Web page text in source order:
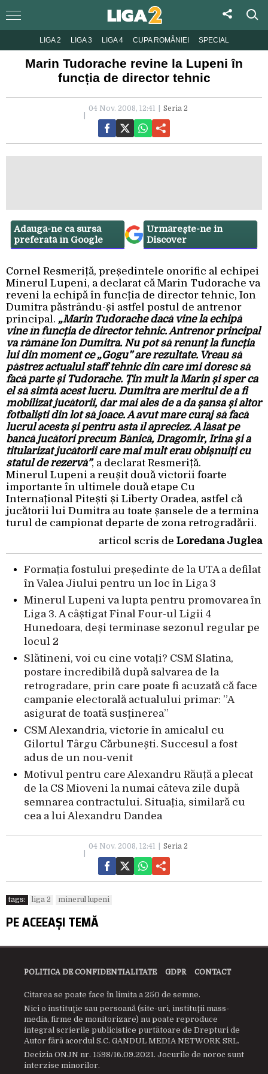
LIGA 2 LIGA 3 LIGA 4 CUPA ROMÂNIEI SPECIAL
Marin Tudorache revine la Lupeni în
funcția de director tehnic
04 Nov. 2008, 12:41 Seria 2
Adaugă-ne ca sursă
preferată în Google
Urmărește-ne in
Discover
Cornel Resmeriță, președintele onorific al echipei
Minerul Lupeni, a declarat că Marin Tudorache va
reveni la echipă în funcția de director tehnic, Ion
Dumitra păstrându-și astfel postul de antrenor
principal. „Marin Tudorache dacă vine la echipă
vine în funcția de director tehnic. Antrenor principal
va rămâne Ion Dumitra. Nu pot să renunț la funcția
lui din moment ce „Gogu” are rezultate. Vreau să
păstrez actualul staff tehnic din care îmi doresc să
facă parte și Tudorache. Țin mult la Marin și sper ca
el să simtă acest lucru. Dumitra are meritul de a fi
mobilizat jucătorii, dar mai ales de a da șansa și altor
fotbaliști din lot să joace. A avut mare curaj să facă
lucrul acesta și pentru asta îl apreciez. A lăsat pe
bancă jucători precum Bănică, Dragomir, Irina și a
titularizat jucătorii care mai mult erau obișnuiți cu
statul de rezervă”, a declarat Resmeriță.
Minerul Lupeni a reușit două victorii foarte
importante în ultimele două etape Cu
Internațional Pitești și Liberty Oradea, astfel că
jucătorii lui Dumitra au toate șansele de a termina
turul de campionat departe de zona retrogradării.
articol scris de Loredana Juglea
Formația fostului președinte de la UTA a defilat
în Valea Jiului pentru un loc în Liga 3
Minerul Lupeni va lupta pentru promovarea în
Liga 3. A câștigat Final Four-ul Ligii 4
Hunedoara, deși terminase sezonul regular pe
locul 2
Slătineni, voi cu cine votați? CSM Slatina,
postare incredibilă după salvarea de la
retrogradare, prin care poate fi acuzată că face
campanie electorală actualului primar: ”A
asigurat de toată susţinerea”
CSM Alexandria, victorie în amicalul cu
Gilortul Târgu Cărbunești. Succesul a fost
adus de un nou-venit
Motivul pentru care Alexandru Răuță a plecat
de la CS Mioveni la numai câteva zile după
semnarea contractului. Situația, similară cu
cea a lui Alexandru Dandea
04 Nov. 2008, 12:41 Seria 2
tags: liga 2 minerul lupeni
PE ACEEAȘI TEMĂ
POLITICA DE CONFIDENTIALITATE GDPR CONTACT
Citarea se poate face în limita a 250 de semne.
Nici o instituţie sau persoană (site-uri, instituţii mass-
media, firme de monitorizare) nu poate reproduce
integral scrierile publicistice purtătoare de Drepturi de
Autor fără acordul S.C. GANDUL MEDIA NETWORK SRL.
Decizia ONJN nr. 1598/16.09.2021. Jocurile de noroc sunt
interzise minorilor.